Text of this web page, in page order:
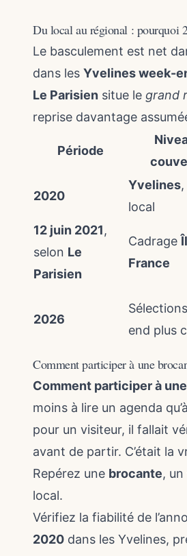
Du local au régional : pourquoi
Le basculement est net
dans les Yvelines week-
Le Parisien situe le grand
reprise davantage
Période
2020
Yvelines
local
12 juin 2021,
selon Le
Parisien
Cadrage
France
2026
end plus
Comment participer à une
Comment participer à
moins à lire un agenda
pour un visiteur, il fallait
avant de partir. C’était la
Repérez une brocante, un
local.
Vérifiez la fiabilité de
2020 dans les Yvelines,